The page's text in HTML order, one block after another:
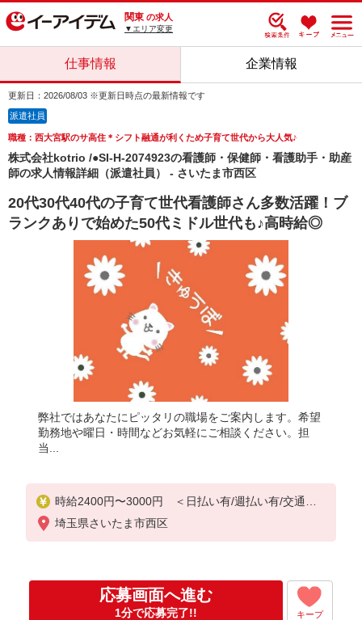
関東 の求人
▼エリア変更
仕事情報 企業情報
更新日：2026/08/03 ※更新日時点の最新情報です
派遣社員
職種：西大宮駅のサ高住＊シフト融通が利くため子育て世代から大人気♪
株式会社kotrio /●SI-H-2074923の看護師・保健師・看護助手・助産
師の求人情報詳細（派遣社員） - さいたま市西区
20代30代40代の子育て世代看護師さん多数活躍！ブ
ランクありで始めた50代ミドル世代も♪高時給◎
弊社ではあなたにピッタリの職場をご案内します。希望
勤務地や曜日・時間などお気軽にご相談ください。担
当...
時給2400円〜3000円 ＜日払い有/週払い有/交通費
全支給(ガソリン代含む)＞
埼玉県さいたま市西区
応募画面へ進む
1分で応募完了!! キープ